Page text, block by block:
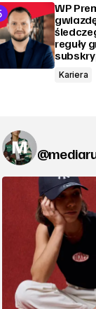
WP
reguły
Kariera